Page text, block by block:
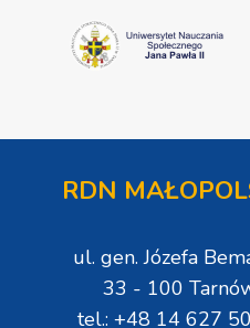
RDN
ul. gen. Józefa
33 - 100
tel.: +48 14 627